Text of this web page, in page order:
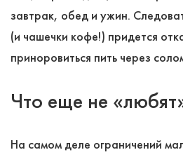
завтрак, обед и ужин.
(и чашечки кофе!) придется
приноровиться пить через
Что еще не
На самом деле ограничений